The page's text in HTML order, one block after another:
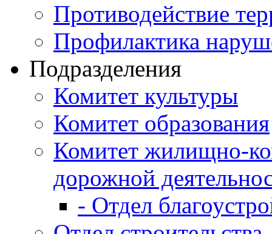
Противодействие
Профилактика
Подразделения
Комитет культуры
Комитет образования
Комитет жилищно-
дорожной
- Отдел